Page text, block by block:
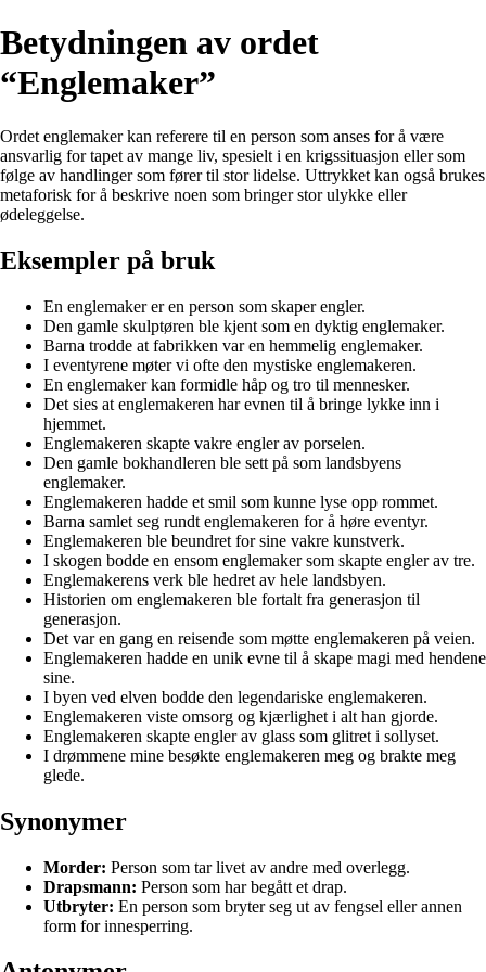
Betydningen av ordet
“Englemaker”
Ordet englemaker kan referere til en person som anses for å være
ansvarlig for tapet av mange liv, spesielt i en krigssituasjon eller som
følge av handlinger som fører til stor lidelse. Uttrykket kan også brukes
metaforisk for å beskrive noen som bringer stor ulykke eller
ødeleggelse.
Eksempler på bruk
En englemaker er en person som skaper engler.
Den gamle skulptøren ble kjent som en dyktig englemaker.
Barna trodde at fabrikken var en hemmelig englemaker.
I eventyrene møter vi ofte den mystiske englemakeren.
En englemaker kan formidle håp og tro til mennesker.
Det sies at englemakeren har evnen til å bringe lykke inn i
hjemmet.
Englemakeren skapte vakre engler av porselen.
Den gamle bokhandleren ble sett på som landsbyens
englemaker.
Englemakeren hadde et smil som kunne lyse opp rommet.
Barna samlet seg rundt englemakeren for å høre eventyr.
Englemakeren ble beundret for sine vakre kunstverk.
I skogen bodde en ensom englemaker som skapte engler av tre.
Englemakerens verk ble hedret av hele landsbyen.
Historien om englemakeren ble fortalt fra generasjon til
generasjon.
Det var en gang en reisende som møtte englemakeren på veien.
Englemakeren hadde en unik evne til å skape magi med hendene
sine.
I byen ved elven bodde den legendariske englemakeren.
Englemakeren viste omsorg og kjærlighet i alt han gjorde.
Englemakeren skapte engler av glass som glitret i sollyset.
I drømmene mine besøkte englemakeren meg og brakte meg
glede.
Synonymer
Morder: Person som tar livet av andre med overlegg.
Drapsmann: Person som har begått et drap.
Utbryter: En person som bryter seg ut av fengsel eller annen
form for innesperring.